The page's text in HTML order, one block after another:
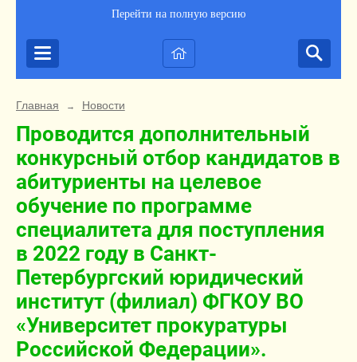
Перейти на полную версию
Главная → Новости
Проводится дополнительный
конкурсный отбор кандидатов в
абитуриенты на целевое
обучение по программе
специалитета для поступления
в 2022 году в Санкт-
Петербургский юридический
институт (филиал) ФГКОУ ВО
«Университет прокуратуры
Российской Федерации».